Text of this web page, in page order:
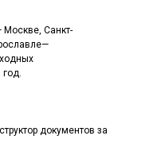
Москве, Санкт-
документов за